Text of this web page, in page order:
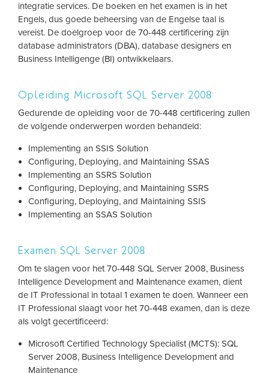
integratie services. De boeken en het examen is in het
Engels, dus goede beheersing van de Engelse taal is
vereist. De doelgroep voor de 70-448 certificering zijn
database administrators (DBA), database designers en
Business Intelligenge (BI) ontwikkelaars.
Opleiding Microsoft SQL Server 2008
Gedurende de opleiding voor de 70-448 certificering zullen
de volgende onderwerpen worden behandeld:
Implementing an SSIS Solution
Configuring, Deploying, and Maintaining SSAS
Implementing an SSRS Solution
Configuring, Deploying, and Maintaining SSRS
Configuring, Deploying, and Maintaining SSIS
Implementing an SSAS Solution
Examen SQL Server 2008
Om te slagen voor het 70-448 SQL Server 2008, Business
Intelligence Development and Maintenance examen, dient
de IT Professional in totaal 1 examen te doen. Wanneer een
IT Professional slaagt voor het 70-448 examen, dan is deze
als volgt gecertificeerd:
Microsoft Certified Technology Specialist (MCTS): SQL
Server 2008, Business Intelligence Development and
Maintenance